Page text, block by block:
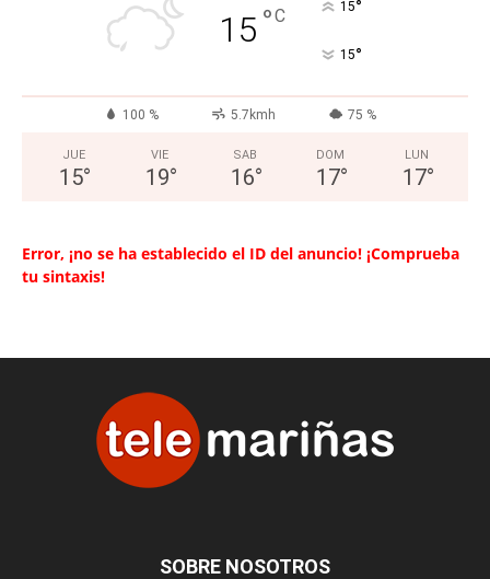
15 °C 15°
15°
100 % 5.7kmh 75 %
JUE
15°
VIE
19°
SAB
16°
DOM
17°
LUN
17°
Error, ¡no se ha establecido el ID del anuncio! ¡Comprueba
tu sintaxis!
SOBRE NOSOTROS